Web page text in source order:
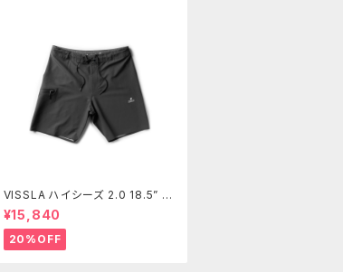
VISSLA ハイシーズ 2.0 18.5” ボ
ードショーツ メンズ サーフパン
ツ 水着 ヴィスラ ボードショーツ
¥15,840
20%OFF